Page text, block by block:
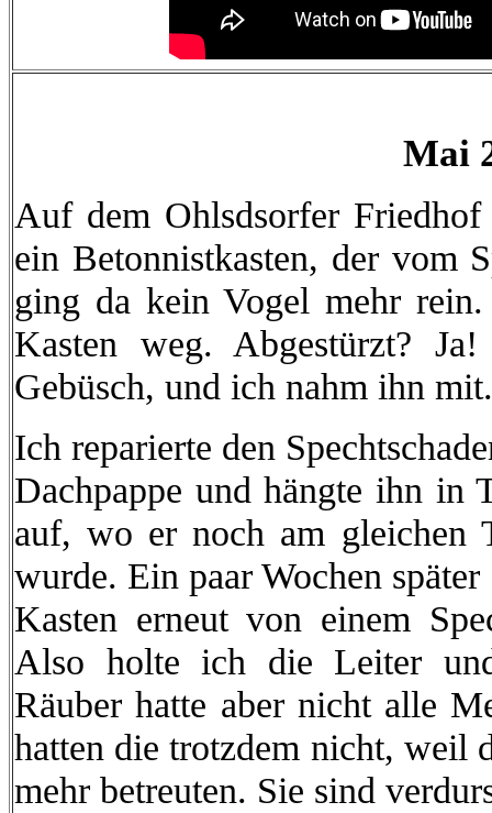
Mai
Auf dem Ohlsdsorfer
ein Betonnistkasten, der vom
ging da kein Vogel mehr
Kasten weg. Abgestürzt?
Gebüsch, und ich nahm ihn mit.
Ich reparierte den
Dachpappe und hängte ihn in
auf, wo er noch am gleichen
wurde. Ein paar Wochen
Kasten erneut von einem
Also holte ich die Leiter
Räuber hatte aber nicht alle
hatten die trotzdem nicht, weil
mehr betreuten. Sie sind